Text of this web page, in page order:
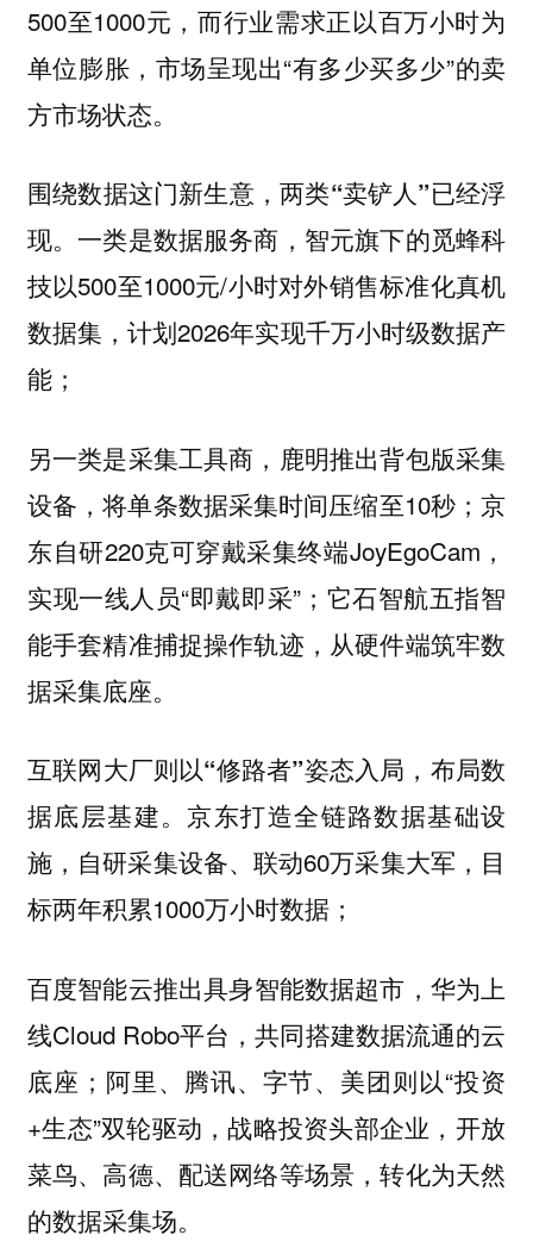
500至1000元，而行业需求正以百万小时为
单位膨胀，市场呈现出“有多少买多少”的卖
方市场状态。
围绕数据这门新生意，两类“卖铲人”已经浮
现。一类是数据服务商 ，智元旗下的觅蜂科
技以500至1000元/小时对外销售标准化真机
数据集，计划2026年实现千万小时级数据产
能；
另一类是采集工具商，鹿明推出背包版采集
设备 ，将单条数据采集时间压缩至10秒； 京
东自研220克可穿戴采集终端JoyEgoCam，
实现一线人员“即戴即采”； 它石智航五指智
能手套精准捕捉操作轨迹，从硬件端筑牢数
据采集底座。
互联网大厂则以“修路者”姿态入局，布局数
据底层基建。京东打造全链路数据基础设
施，自研采集设备、联动60万采集大军，目
标两年积累1000万小时数据；
百度智能云推出具身智能数据超市， 华为 上
线Cloud Robo平台，共同搭建数据流通的云
底座； 阿里、腾讯、字节、美团则以“投资
+生态”双轮驱动，战略投资头部企业，开放
菜鸟、高德、配送网络等场景，转化为天然
的数据采集场。